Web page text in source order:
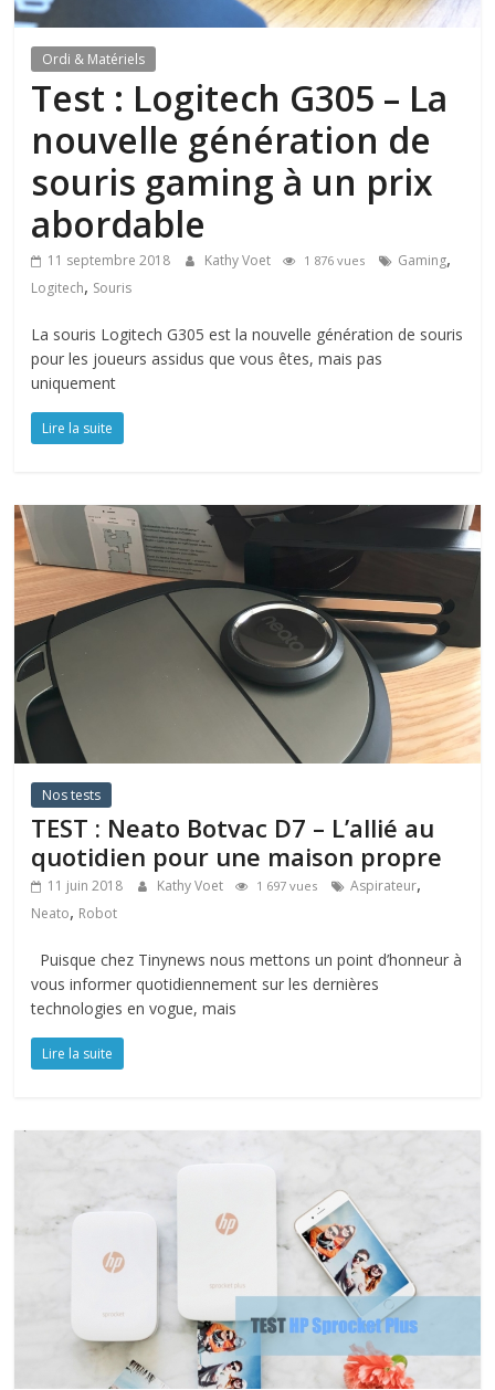
Ordi & Matériels
Test : Logitech G305 – La
nouvelle génération de
souris gaming à un prix
abordable
11 septembre 2018 Kathy Voet 1 876 vues Gaming,
Logitech, Souris
La souris Logitech G305 est la nouvelle génération de souris
pour les joueurs assidus que vous êtes, mais pas
uniquement
Lire la suite
Nos tests
TEST : Neato Botvac D7 – L’allié au
quotidien pour une maison propre
11 juin 2018 Kathy Voet 1 697 vues Aspirateur,
Neato, Robot
Puisque chez Tinynews nous mettons un point d’honneur à
vous informer quotidiennement sur les dernières
technologies en vogue, mais
Lire la suite